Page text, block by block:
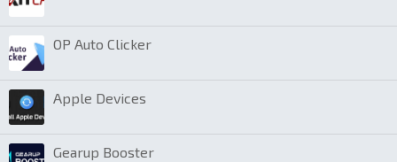
OP Auto Clicker
Apple Devices
Gearup Booster